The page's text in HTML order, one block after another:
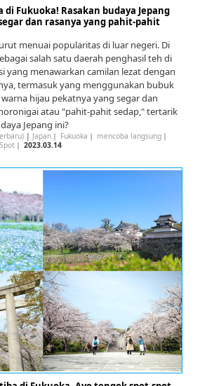
Fukuoka! Rasakan budaya Jepang
dan rasanya yang pahit-pahit
menuai popularitas di luar negeri. Di
salah satu daerah penghasil teh di
yang menawarkan camilan lezat dengan
termasuk yang menggunakan bubuk
hijau pekatnya yang segar dan
atau "pahit-pahit sedap," tertarik
Jepang ini?
| Japan｜ Fukuoka ｜ mencoba langsung｜
｜ 2023.03.14